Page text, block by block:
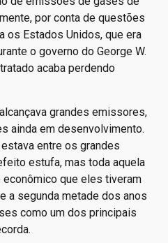
emissões globais.
os países
que tinham
de emissões de gases de
por conta de questões
o governo do George W.
acaba perdendo
grandes emissores,
ainda em desenvolvimento.
estava entre os grandes
estufa, mas toda aquela